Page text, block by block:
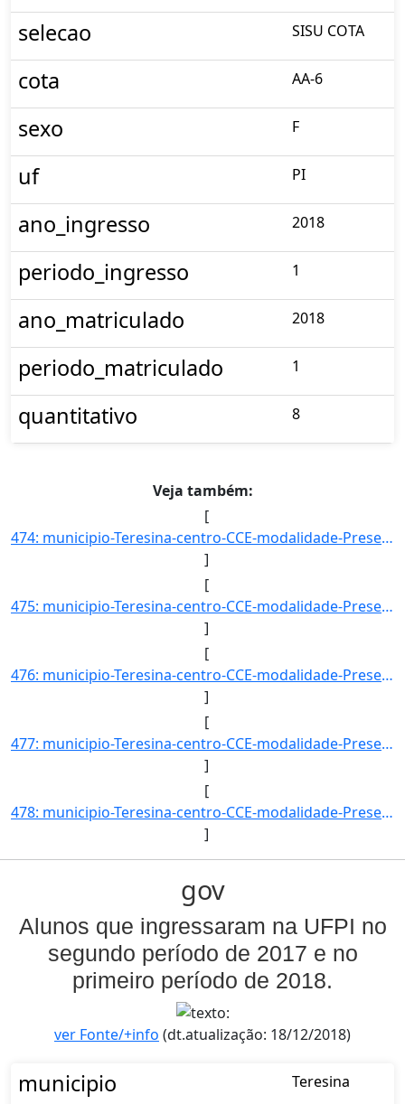
selecao
SISU COTA
cota AA-6
sexo F
uf PI
ano_ingresso 2018
periodo_ingresso 1
ano_matriculado 2018
periodo_matriculado 1
quantitativo 8
Veja também:
[
474: municipio-Teresina-centro-CCE-modalidade-Presencial-convenio--selecao-SISU_COTA-cota-AA-7-sexo-M-uf-]
]
[
475: municipio-Teresina-centro-CCE-modalidade-Presencial-convenio--selecao-PROCESSO_DE_HABILIDADE_ESPECIF]
]
[
476: municipio-Teresina-centro-CCE-modalidade-Presencial-convenio--selecao-PROCESSO_DE_HABILIDADE_ESPECIF]
]
[
477: municipio-Teresina-centro-CCE-modalidade-Presencial-convenio--selecao-SISU-cota-AC-sexo-F-uf-PI-ano_]
]
[
478: municipio-Teresina-centro-CCE-modalidade-Presencial-convenio--selecao-SISU-cota-AC-sexo-M-uf-PI-ano_]
]
gov
Alunos que ingressaram na UFPI no
segundo período de 2017 e no
primeiro período de 2018.
ver Fonte/+info (dt.atualização: 18/12/2018)
municipio Teresina